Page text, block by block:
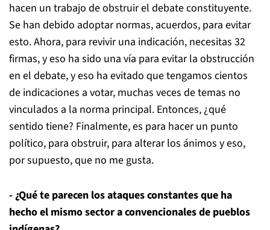
hacen un trabajo de obstruir el debate constituyente.
Se han debido adoptar normas, acuerdos, para evitar
esto. Ahora, para revivir una indicación, necesitas 32
firmas, y eso ha sido una vía para evitar la obstrucción
en el debate, y eso ha evitado que tengamos cientos
de indicaciones a votar, muchas veces de temas no
vinculados a la norma principal. Entonces, ¿qué
sentido tiene? Finalmente, es para hacer un punto
político, para obstruir, para alterar los ánimos y eso,
por supuesto, que no me gusta.
- ¿Qué te parecen los ataques constantes que ha
hecho el mismo sector a convencionales de pueblos